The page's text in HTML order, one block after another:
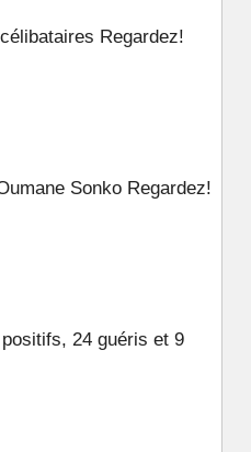
Regardez!
Sonko Regardez!
24 guéris et 9